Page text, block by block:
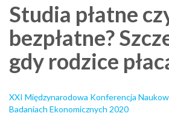
Studia płatne
bezpłatne?
gdy rodzice
XXI Międzynarodowa Konferencja
Badaniach Ekonomicznych 2020